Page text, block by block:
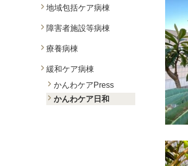
地域包括ケア病棟
障害者施設等病棟
療養病棟
緩和ケア病棟
かんわケアPress
かんわケア日和